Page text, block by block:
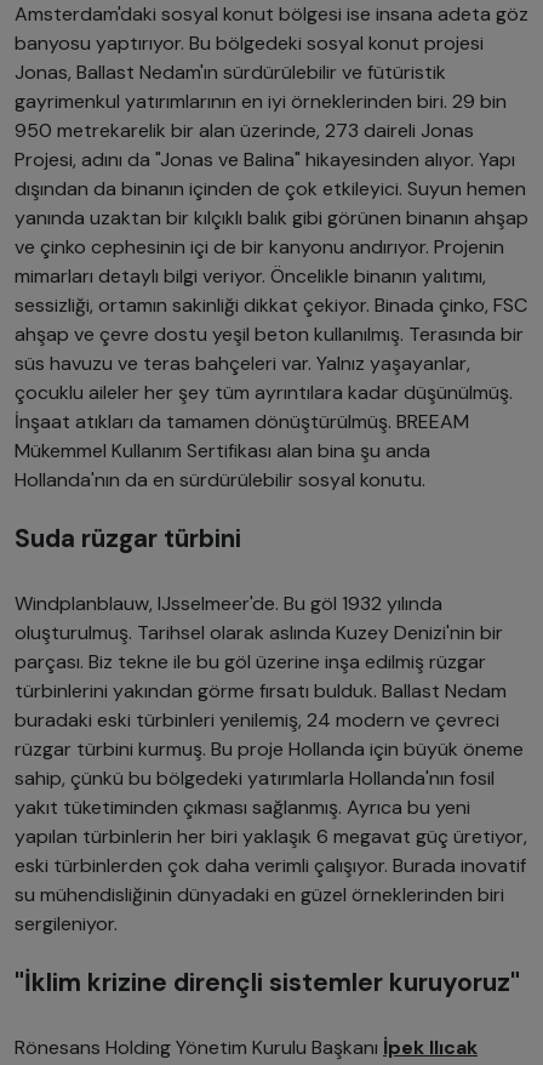
Amsterdam'daki sosyal konut bölgesi ise insana adeta göz
banyosu yaptırıyor. Bu bölgedeki sosyal konut projesi
Jonas, Ballast Nedam'ın sürdürülebilir ve fütüristik
gayrimenkul yatırımlarının en iyi örneklerinden biri. 29 bin
950 metrekarelik bir alan üzerinde, 273 daireli Jonas
Projesi, adını da "Jonas ve Balina" hikayesinden alıyor. Yapı
dışından da binanın içinden de çok etkileyici. Suyun hemen
yanında uzaktan bir kılçıklı balık gibi görünen binanın ahşap
ve çinko cephesinin içi de bir kanyonu andırıyor. Projenin
mimarları detaylı bilgi veriyor. Öncelikle binanın yalıtımı,
sessizliği, ortamın sakinliği dikkat çekiyor. Binada çinko, FSC
ahşap ve çevre dostu yeşil beton kullanılmış. Terasında bir
süs havuzu ve teras bahçeleri var. Yalnız yaşayanlar,
çocuklu aileler her şey tüm ayrıntılara kadar düşünülmüş.
İnşaat atıkları da tamamen dönüştürülmüş. BREEAM
Mükemmel Kullanım Sertifikası alan bina şu anda
Hollanda'nın da en sürdürülebilir sosyal konutu.
Suda rüzgar türbini
Windplanblauw, IJsselmeer'de. Bu göl 1932 yılında
oluşturulmuş. Tarihsel olarak aslında Kuzey Denizi'nin bir
parçası. Biz tekne ile bu göl üzerine inşa edilmiş rüzgar
türbinlerini yakından görme fırsatı bulduk. Ballast Nedam
buradaki eski türbinleri yenilemiş, 24 modern ve çevreci
rüzgar türbini kurmuş. Bu proje Hollanda için büyük öneme
sahip, çünkü bu bölgedeki yatırımlarla Hollanda'nın fosil
yakıt tüketiminden çıkması sağlanmış. Ayrıca bu yeni
yapılan türbinlerin her biri yaklaşık 6 megavat güç üretiyor,
eski türbinlerden çok daha verimli çalışıyor. Burada inovatif
su mühendisliğinin dünyadaki en güzel örneklerinden biri
sergileniyor.
"İklim krizine dirençli sistemler kuruyoruz"
Rönesans Holding Yönetim Kurulu Başkanı İpek Ilıcak